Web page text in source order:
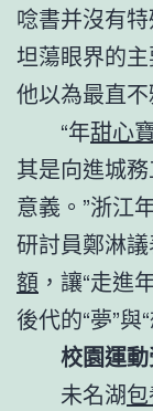
唸書并沒有
坦蕩眼界的
他以為最直不
“年甜心
其是向進城
意義。”浙江
研討員鄭淋
額 ，讓“走進
後代的“夢”與“
校園運
未名湖